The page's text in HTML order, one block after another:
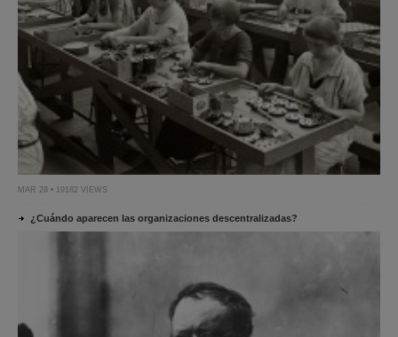
MAR 28 • 19182 VIEWS
¿Cuándo aparecen las organizaciones descentralizadas?